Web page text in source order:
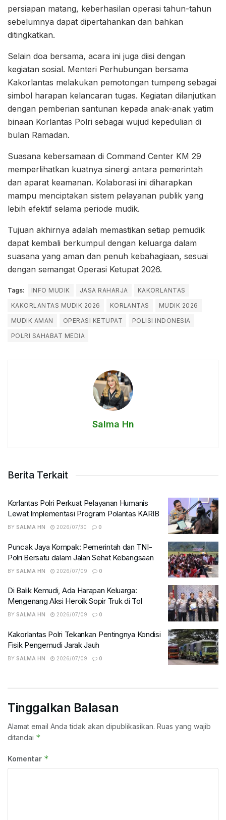
persiapan matang, keberhasilan operasi tahun-tahun
sebelumnya dapat dipertahankan dan bahkan
ditingkatkan.
Selain doa bersama, acara ini juga diisi dengan
kegiatan sosial. Menteri Perhubungan bersama
Kakorlantas melakukan pemotongan tumpeng sebagai
simbol harapan kelancaran tugas. Kegiatan dilanjutkan
dengan pemberian santunan kepada anak-anak yatim
binaan Korlantas Polri sebagai wujud kepedulian di
bulan Ramadan.
Suasana kebersamaan di Command Center KM 29
memperlihatkan kuatnya sinergi antara pemerintah
dan aparat keamanan. Kolaborasi ini diharapkan
mampu menciptakan sistem pelayanan publik yang
lebih efektif selama periode mudik.
Tujuan akhirnya adalah memastikan setiap pemudik
dapat kembali berkumpul dengan keluarga dalam
suasana yang aman dan penuh kebahagiaan, sesuai
dengan semangat Operasi Ketupat 2026.
Tags: INFO MUDIK JASA RAHARJA
KAKORLANTAS
KAKORLANTAS MUDIK 2026
KORLANTAS
MUDIK 2026
MUDIK AMAN
OPERASI KETUPAT
POLISI INDONESIA
POLRI SAHABAT MEDIA
Salma Hn
Berita Terkait
Korlantas Polri Perkuat Pelayanan Humanis
Lewat Implementasi Program Polantas KARIB
BY SALMA HN 2026/07/30 0
Puncak Jaya Kompak: Pemerintah dan TNI-
Polri Bersatu dalam Jalan Sehat Kebangsaan
BY SALMA HN 2026/07/09 0
Di Balik Kemudi, Ada Harapan Keluarga:
Mengenang Aksi Heroik Sopir Truk di Tol
BY SALMA HN 2026/07/09 0
Kakorlantas Polri Tekankan Pentingnya Kondisi
Fisik Pengemudi Jarak Jauh
BY SALMA HN 2026/07/09 0
Tinggalkan Balasan
Alamat email Anda tidak akan dipublikasikan. Ruas yang wajib
ditandai *
Komentar *